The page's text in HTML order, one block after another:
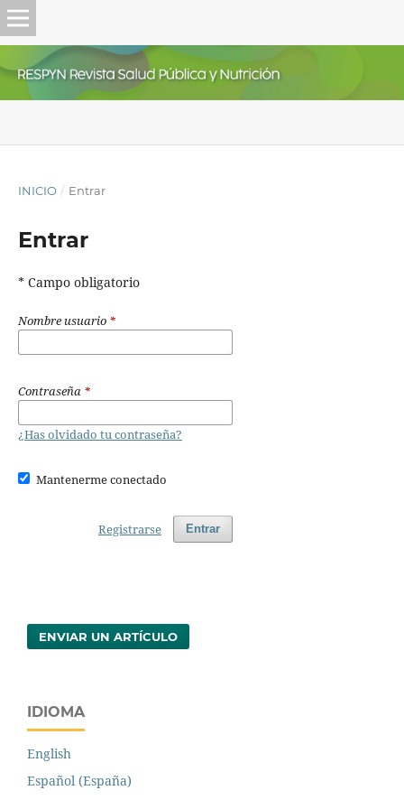
INICIO / Entrar
Entrar
* Campo obligatorio
Nombre usuario *
Contraseña *
¿Has olvidado tu contraseña?
Mantenerme conectado
Entrar
Registrarse
ENVIAR UN ARTÍCULO
IDIOMA
English
Español (España)